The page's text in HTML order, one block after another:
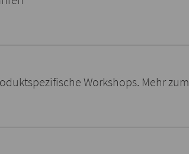
Workshops. Mehr zum